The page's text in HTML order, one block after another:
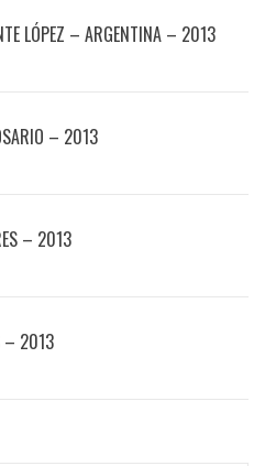
LÓPEZ – ARGENTINA – 2013
– 2013
– 2013
– 2013